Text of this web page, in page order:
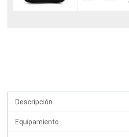
Descripción
Equipamiento